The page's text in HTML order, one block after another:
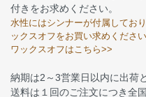
付きをお求めください。
水性にはシンナーが付属してお
ックスオフをお買い求めください
ワックスオフはこちら>>
納期は2～3営業日以内に出荷
送料は１回のご注文につき全